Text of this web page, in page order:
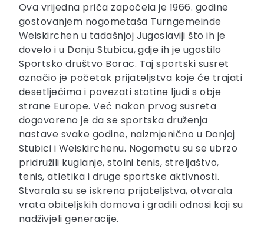
Ova vrijedna priča započela je 1966. godine
gostovanjem nogometaša Turngemeinde
Weiskirchen u tadašnjoj Jugoslaviji što ih je
dovelo i u Donju Stubicu, gdje ih je ugostilo
Sportsko društvo Borac. Taj sportski susret
označio je početak prijateljstva koje će trajati
desetljećima i povezati stotine ljudi s obje
strane Europe. Već nakon prvog susreta
dogovoreno je da se sportska druženja
nastave svake godine, naizmjenično u Donjoj
Stubici i Weiskirchenu. Nogometu su se ubrzo
pridružili kuglanje, stolni tenis, streljaštvo,
tenis, atletika i druge sportske aktivnosti.
Stvarala su se iskrena prijateljstva, otvarala
vrata obiteljskih domova i gradili odnosi koji su
nadživjeli generacije.